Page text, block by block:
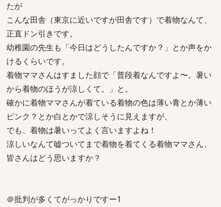
たが
こんな田舎（東京に近いですが田舎です）で着物なんて、
正直ドン引きです。
幼稚園の先生も「今日はどうしたんですか？」とか声をか
けるくらいです。
着物ママさんはすました顔で「普段着なんですよ〜。暑い
から着物のほうが涼しくて。」と。
確かに着物ママさんが着ている着物の色は薄い青とか薄い
ピンク？とか白とかで涼しそうに見えますが、
でも、着物は暑いってよく言いますよね！
涼しいなんて嘘ついてまで着物を着てくる着物ママさん、
皆さんはどう思いますか？
＠批判が多くてがっかりですー1